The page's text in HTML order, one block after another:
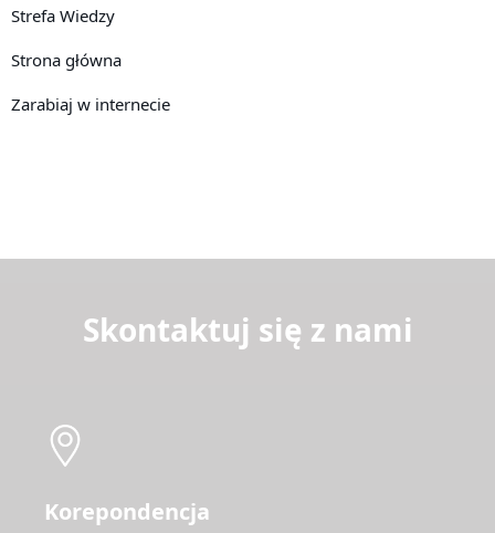
Strefa Wiedzy
Strona główna
Zarabiaj w internecie
Skontaktuj się z nami
Korepondencja